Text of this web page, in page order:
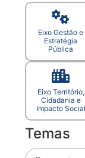
Eixo Gestão e
Estratégia
Pública
Eixo Território,
Cidadania e
Impacto Social
Temas